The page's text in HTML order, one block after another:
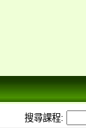
搜尋課程: